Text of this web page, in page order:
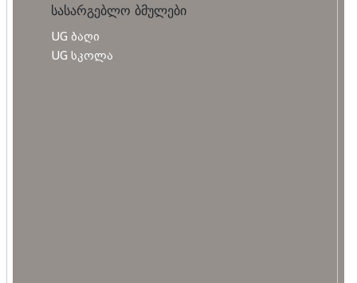
სასარგებლო ბმულები
UG ბაღი
UG სკოლა